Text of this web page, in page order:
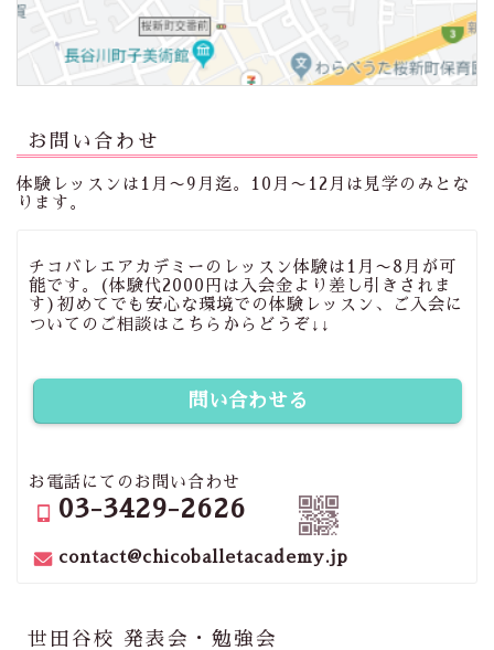
お問い合わせ
体験レッスンは1月〜9月迄。10月〜12月は見学のみとな
ります。
チコバレエアカデミーのレッスン体験は1月〜8月が可
能です。(体験代2000円は入会金より差し引きされま
す)初めてでも安心な環境での体験レッスン、ご入会に
ついてのご相談はこちらからどうぞ↓↓
問い合わせる
お電話にてのお問い合わせ
03-3429-2626
contact@chicoballetacademy.jp
世田谷校 発表会・勉強会